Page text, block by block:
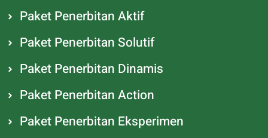
Paket Penerbitan Aktif
Paket Penerbitan Solutif
Paket Penerbitan Dinamis
Paket Penerbitan Action
Paket Penerbitan Eksperimen